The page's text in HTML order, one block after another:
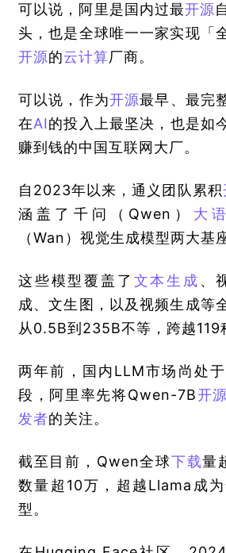
可以说，阿里是国内过最开源
头，也是全球唯一一家实现「
开源的云计算厂商。
可以说，作为开源最早、最完
在AI的投入上最坚决，也是如
赚到钱的中国互联网大厂。
自2023年以来，通义团队累积
涵盖了千问（Qwen） 大
（Wan）视觉生成模型两大基
这些模型覆盖了 文本生成 、
成、文生图，以及视频生成等
从0.5B到235B不等，跨越119
两年前，国内LLM市场尚处
段，阿里率先将Qwen-7B开源
发者的关注。
截至目前，Qwen全球下载量
数量超10万，超越Llama成
型。